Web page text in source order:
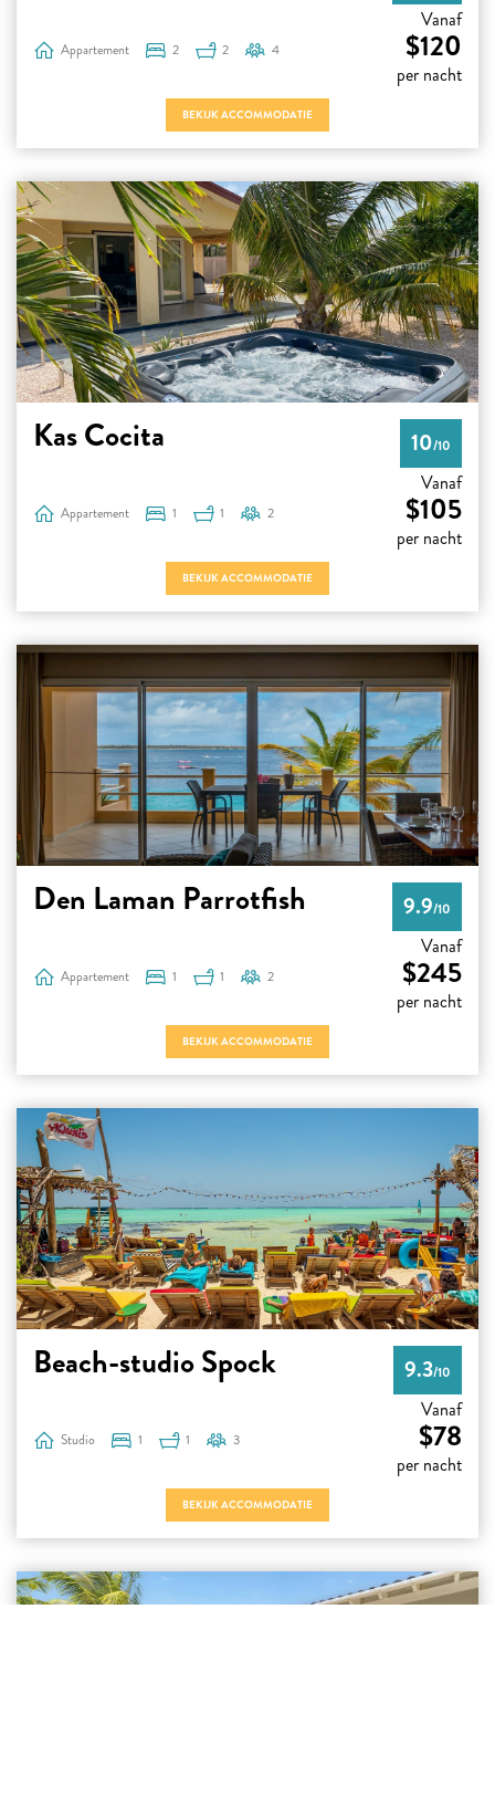
Appartement 2 2 4
Vanaf
$120
per nacht
BEKIJK ACCOMMODATIE
Kas Cocita 10/10
Appartement 1 1 2
Vanaf
$105
per nacht
BEKIJK ACCOMMODATIE
Den Laman Parrotfish 9.9/10
Appartement 1 1 2
Vanaf
$245
per nacht
BEKIJK ACCOMMODATIE
Beach-studio Spock 9.3/10
Studio 1 1 3
Vanaf
$78
per nacht
BEKIJK ACCOMMODATIE